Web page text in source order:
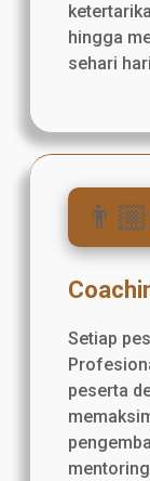
hingga
sehari
Setiap
peserta